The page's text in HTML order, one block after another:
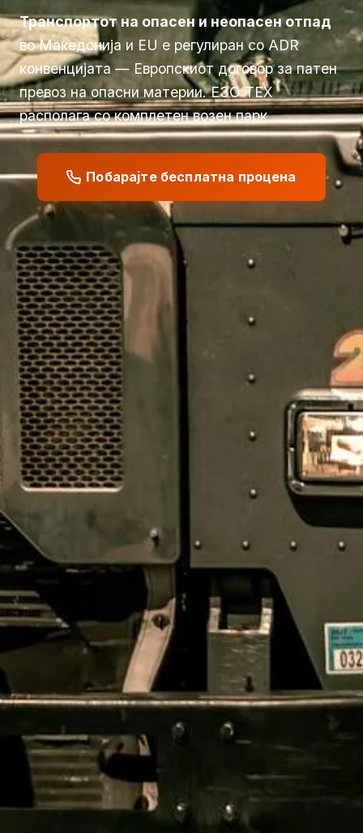
Транспортот на опасен и неопасен отпад
во Македонија и EU е регулиран со ADR
конвенцијата — Европскиот договор за патен
превоз на опасни материи. ЕЗО ТЕХ
располага со комплетен возен парк
Побарајте бесплатна процена